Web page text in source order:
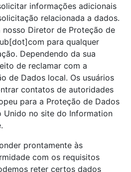
informações adicionais
relacionada a dados.
Diretor de Proteção de
para qualquer
Dependendo da sua
de reclamar com a
de Dados local. Os usuários
contatos de autoridades
para a Proteção de Dados
Unido no site do Information
prontamente às
com os requisitos
reter certos dados